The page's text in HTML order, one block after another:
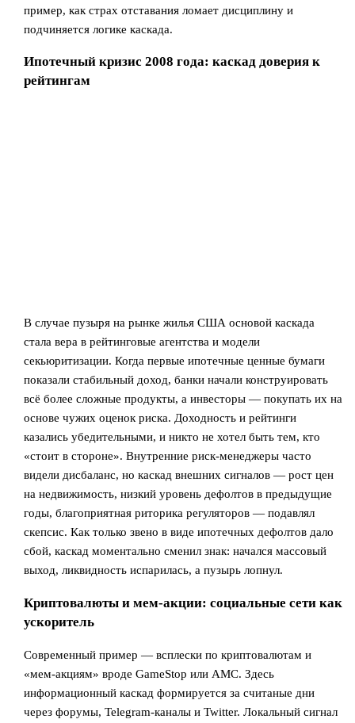
пример, как страх отставания ломает дисциплину и
подчиняется логике каскада.
Ипотечный кризис 2008 года: каскад доверия к
рейтингам
В случае пузыря на рынке жилья США основой каскада
стала вера в рейтинговые агентства и модели
секьюритизации. Когда первые ипотечные ценные бумаги
показали стабильный доход, банки начали конструировать
всё более сложные продукты, а инвесторы — покупать их на
основе чужих оценок риска. Доходность и рейтинги
казались убедительными, и никто не хотел быть тем, кто
«стоит в стороне». Внутренние риск‑менеджеры часто
видели дисбаланс, но каскад внешних сигналов — рост цен
на недвижимость, низкий уровень дефолтов в предыдущие
годы, благоприятная риторика регуляторов — подавлял
скепсис. Как только звено в виде ипотечных дефолтов дало
сбой, каскад моментально сменил знак: начался массовый
выход, ликвидность испарилась, а пузырь лопнул.
Криптовалюты и мем‑акции: социальные сети как
ускоритель
Современный пример — всплески по криптовалютам и
«мем‑акциям» вроде GameStop или AMC. Здесь
информационный каскад формируется за считаные дни
через форумы, Telegram‑каналы и Twitter. Локальный сигнал